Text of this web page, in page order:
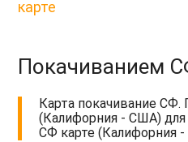
карте
Покачиванием
Карта покачивание
(Калифорния - США)
СФ карте (Калифорния